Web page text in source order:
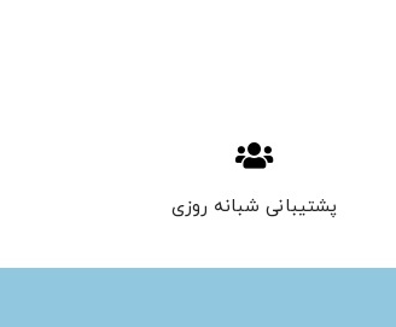
پشتیبانی شبانه روزی